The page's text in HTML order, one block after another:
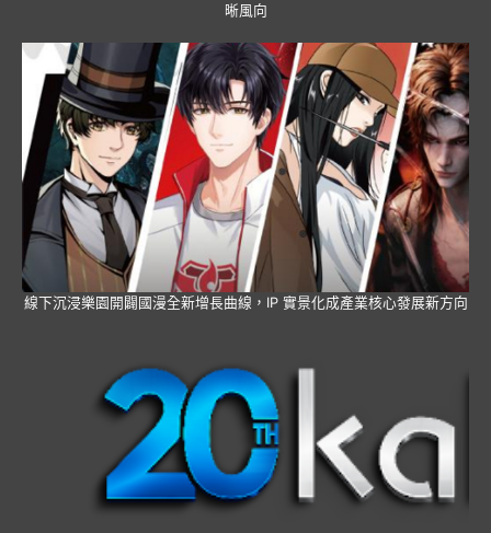
晰風向
線下沉浸樂園開闢國漫全新增長曲線，IP 實景化成產業核心發展新方向